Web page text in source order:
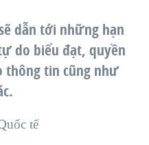
dẫn tới những hạn
do biểu đạt, quyền
tin cũng như
tế